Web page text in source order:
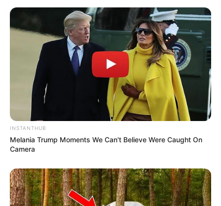
INSTANTHUB
Melania Trump Moments We Can't Believe Were Caught On
Camera